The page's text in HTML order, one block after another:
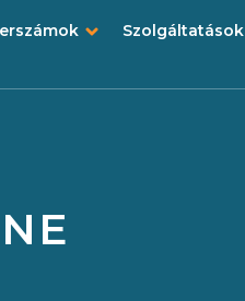
Szolgáltatások